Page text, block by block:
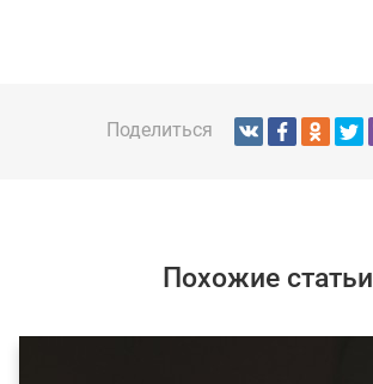
Поделиться
Похожие статьи